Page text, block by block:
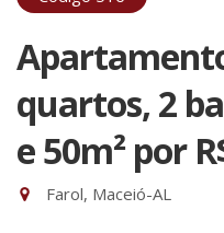
quartos, 2
e 50m² por
Farol, Maceió-AL